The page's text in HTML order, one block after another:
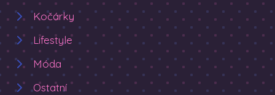
Kočárky
Lifestyle
Móda
Ostatní